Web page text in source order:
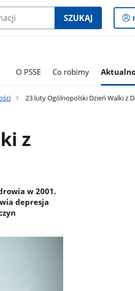
SZUKAJ
O PSSE Co robimy
23 luty Ogólnopolski Dzień Walki z
z
w 2001.
depresja